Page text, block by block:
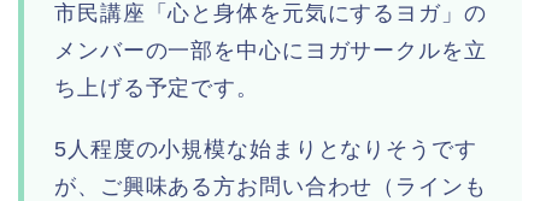
市民講座「心と身体を元気にするヨガ」の
メンバーの一部を中心にヨガサークルを立
ち上げる予定です。
5人程度の小規模な始まりとなりそうです
が、ご興味ある方お問い合わせ（ラインも